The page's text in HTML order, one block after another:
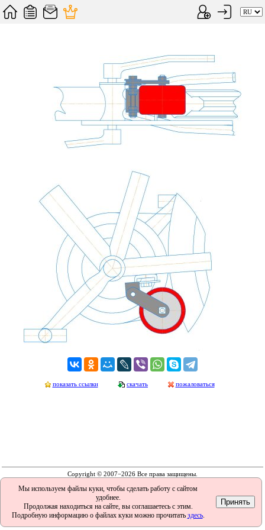
показать ссылки скачать пожаловаться
Copyright © 2007−2026 Все права защищены.
Мы используем файлы куки, чтобы сделать работу с сайтом
удобнее.
Продолжая находиться на сайте, вы соглашаетесь с этим.
Подробную информацию о файлах куки можно прочитать здесь.